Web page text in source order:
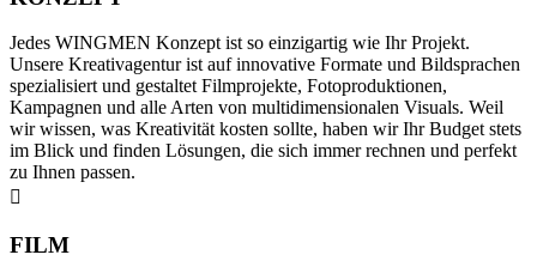
Jedes WINGMEN Konzept ist so einzigartig wie Ihr Projekt.
Unsere Kreativagentur ist auf innovative Formate und Bildsprachen
spezialisiert und gestaltet Filmprojekte, Fotoproduktionen,
Kampagnen und alle Arten von multidimensionalen Visuals. Weil
wir wissen, was Kreativität kosten sollte, haben wir Ihr Budget stets
im Blick und finden Lösungen, die sich immer rechnen und perfekt
zu Ihnen passen.
FILM